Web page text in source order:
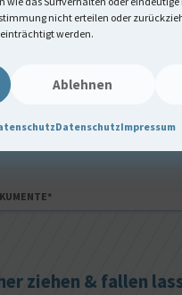
nicht erteilen oder
werden.
Ablehnen
DatenschutzImpressum
ziehen & fallen